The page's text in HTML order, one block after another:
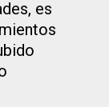
es